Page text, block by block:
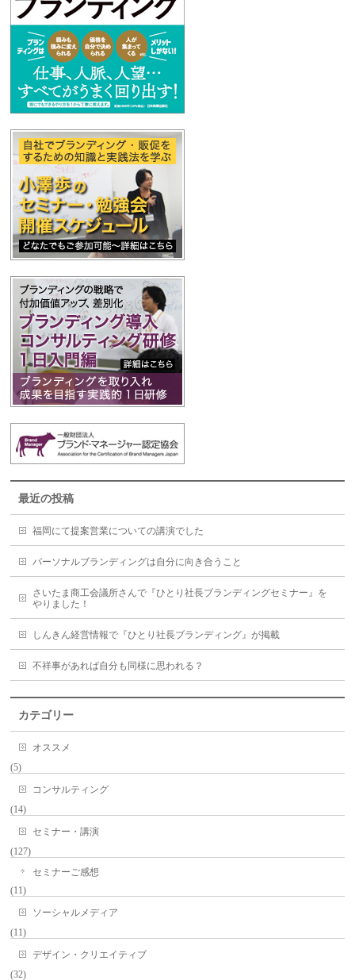
最近の投稿
福岡にて提案営業についての講演でした
パーソナルブランディングは自分に向き合うこと
さいたま商工会議所さんで『ひとり社長ブランディングセミナー』を
やりました！
しんきん経営情報で『ひとり社長ブランディング』が掲載
不祥事があれば自分も同様に思われる？
カテゴリー
オススメ
(5)
コンサルティング
(14)
セミナー・講演
(127)
セミナーご感想
(11)
ソーシャルメディア
(11)
デザイン・クリエイティブ
(32)